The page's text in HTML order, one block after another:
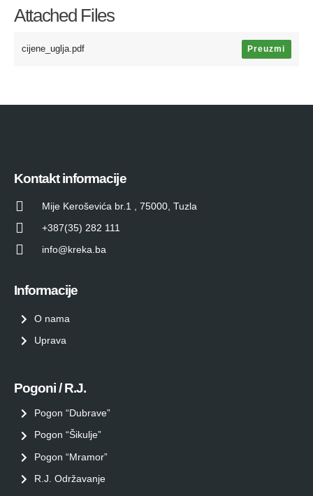
Attached Files
cijene_uglja.pdf Preuzmi
Kontakt informacije
Mije Keroševića br.1 , 75000, Tuzla
+387(35) 282 111
info@kreka.ba
Informacije
O nama
Uprava
Pogoni / R.J.
Pogon “Dubrave”
Pogon “Šikulje”
Pogon “Mramor”
R.J. Održavanje